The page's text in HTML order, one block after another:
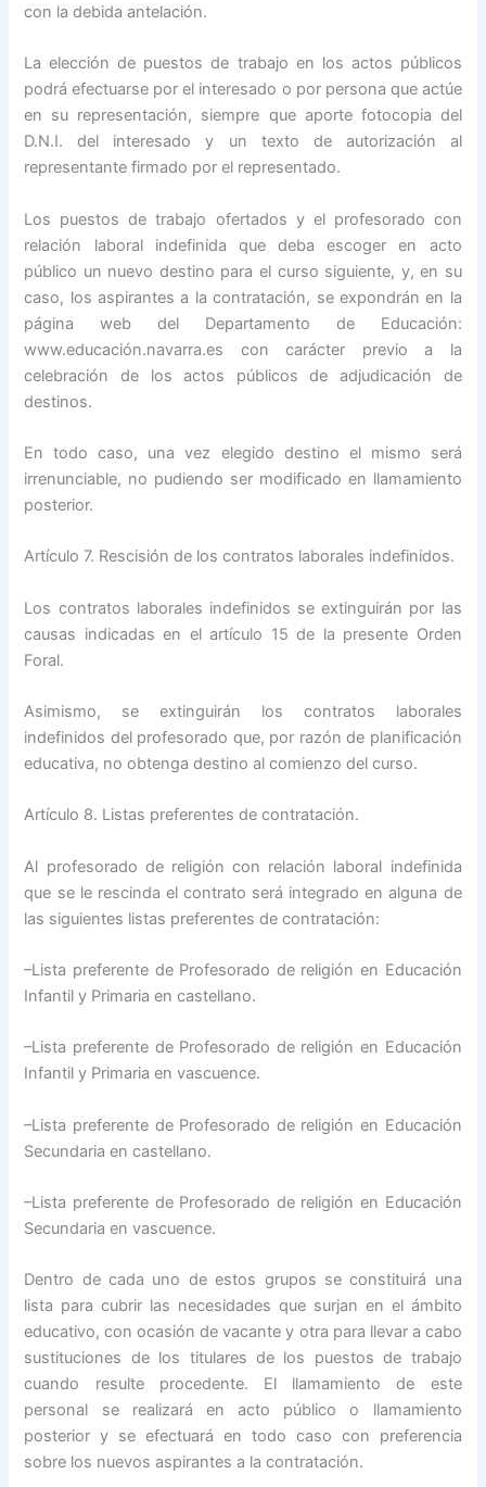
con la debida antelación.
La elección de puestos de trabajo en los actos públicos
podrá efectuarse por el interesado o por persona que actúe
en su representación, siempre que aporte fotocopia del
D.N.I. del interesado y un texto de autorización al
representante firmado por el representado.
Los puestos de trabajo ofertados y el profesorado con
relación laboral indefinida que deba escoger en acto
público un nuevo destino para el curso siguiente, y, en su
caso, los aspirantes a la contratación, se expondrán en la
página web del Departamento de Educación:
www.educación.navarra.es con carácter previo a la
celebración de los actos públicos de adjudicación de
destinos.
En todo caso, una vez elegido destino el mismo será
irrenunciable, no pudiendo ser modificado en llamamiento
posterior.
Artículo 7. Rescisión de los contratos laborales indefinidos.
Los contratos laborales indefinidos se extinguirán por las
causas indicadas en el artículo 15 de la presente Orden
Foral.
Asimismo, se extinguirán los contratos laborales
indefinidos del profesorado que, por razón de planificación
educativa, no obtenga destino al comienzo del curso.
Artículo 8. Listas preferentes de contratación.
Al profesorado de religión con relación laboral indefinida
que se le rescinda el contrato será integrado en alguna de
las siguientes listas preferentes de contratación:
–Lista preferente de Profesorado de religión en Educación
Infantil y Primaria en castellano.
–Lista preferente de Profesorado de religión en Educación
Infantil y Primaria en vascuence.
–Lista preferente de Profesorado de religión en Educación
Secundaria en castellano.
–Lista preferente de Profesorado de religión en Educación
Secundaria en vascuence.
Dentro de cada uno de estos grupos se constituirá una
lista para cubrir las necesidades que surjan en el ámbito
educativo, con ocasión de vacante y otra para llevar a cabo
sustituciones de los titulares de los puestos de trabajo
cuando resulte procedente. El llamamiento de este
personal se realizará en acto público o llamamiento
posterior y se efectuará en todo caso con preferencia
sobre los nuevos aspirantes a la contratación.